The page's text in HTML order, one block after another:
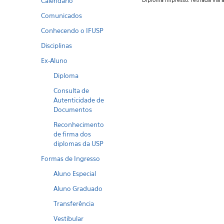
Comunicados
Conhecendo o IFUSP
Disciplinas
Ex-Aluno
Diploma
Consulta de
Autenticidade de
Documentos
Reconhecimento
de firma dos
diplomas da USP
Formas de Ingresso
Aluno Especial
Aluno Graduado
Transferência
Vestibular